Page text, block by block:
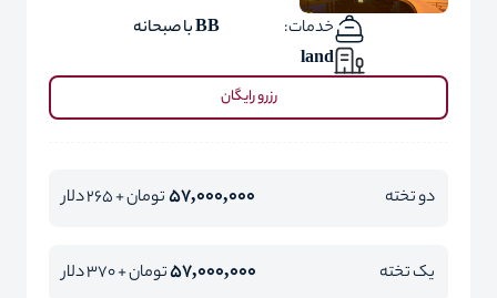
خدمات:
BB با صبحانه
land
رزرو رایگان
دو تخته 57,000,000تومان + 265 دلار
یک تخته 57,000,000تومان + 370 دلار